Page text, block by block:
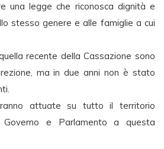
una legge che riconosca dignità e
stesso genere e alle famiglie a cui
recente della Cassazione sono
ma in due anni non è stato
attuate su tutto il territorio
Governo e Parlamento a questa